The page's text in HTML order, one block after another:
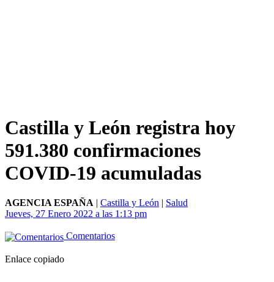
Castilla y León registra hoy
591.380 confirmaciones
COVID-19 acumuladas
AGENCIA ESPAÑA | Castilla y León | Salud
Jueves, 27 Enero 2022 a las 1:13 pm
Comentarios
Enlace copiado